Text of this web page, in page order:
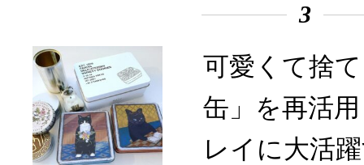
3
可愛くて捨
缶」を再活
レイに大活